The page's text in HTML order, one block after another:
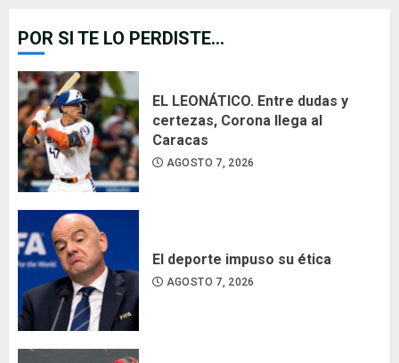
POR SI TE LO PERDISTE...
EL LEONÁTICO. Entre dudas y
certezas, Corona llega al
Caracas
AGOSTO 7, 2026
El deporte impuso su ética
AGOSTO 7, 2026